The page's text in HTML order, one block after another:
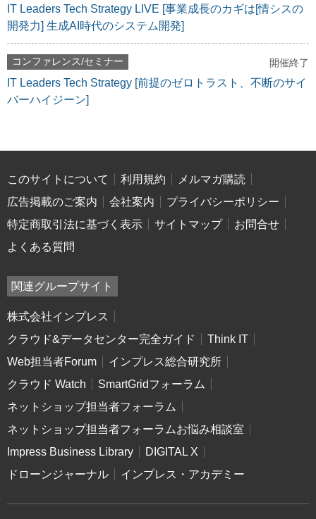
IT Leaders Tech Strategy LIVE [事業成長のカギは[情シスの
開発力] 生成AI時代のシステム開発]
コンファレンス/セミナー 開催終了
IT Leaders Tech Strategy [前提のゼロトラスト、不断のサイ
バーハイジーン]
このサイトについて 利用規約
メルマガ購読
広告掲載のご案内
会社案内
プライバシーポリシー
特定商取引法に基づく表示
サイトマップ
お問合せ
よくある質問
関連グループサイト
株式会社インプレス
クラウド&データセンター完全ガイド
Think IT
Web担当者Forum
インプレス総合研究所
クラウド Watch
SmartGridフォーラム
ネットショップ担当者フォーラム
ネットショップ担当者フォーラムお悩み相談室
Impress Business Library
DIGITAL X
ドローンジャーナル
インプレス・アカデミー